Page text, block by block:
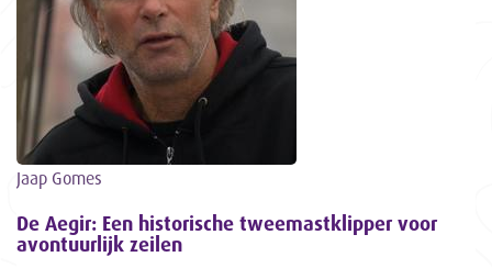
Jaap Gomes
De Aegir: Een historische tweemastklipper voor
avontuurlijk zeilen